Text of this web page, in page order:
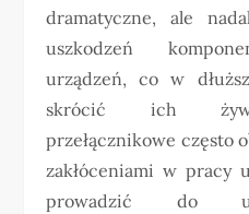
dramatyczne, ale
uszkodzeń
urządzeń, co w
skrócić ich
przełącznikowe często
zakłóceniami w pracy
prowadzić do